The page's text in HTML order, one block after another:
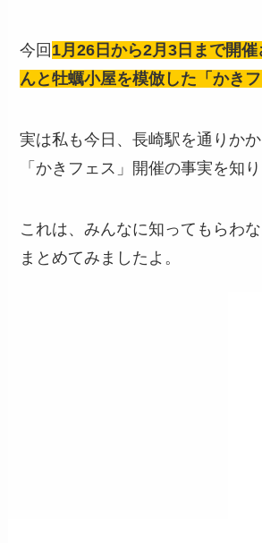
今回 1月26日から2月3日まで開
んと牡蠣小屋を模倣した「かきフ
実は私も今日、長崎駅を通りか
「かきフェス」開催の事実を知
これは、みんなに知ってもらわ
まとめてみましたよ。